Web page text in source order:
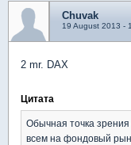
Chuvak
19 August 2013 -
2 mr. DAX
Цитата
Обычная точка зрения
всем на фондовый